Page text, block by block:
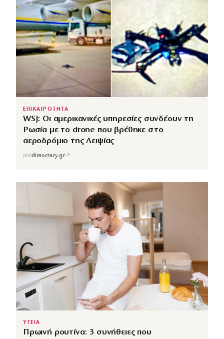
ΕΠΙΚΑΙΡΟΤΗΤΑ
WSJ: Οι αμερικανικές υπηρεσίες συνδέουν τη
Ρωσία με το drone που βρέθηκε στο
αεροδρόμιο της Λειψίας
απόdimocracy.gr↗
ΥΓΕΙΑ
Πρωινή ρουτίνα: 3 συνήθειες που